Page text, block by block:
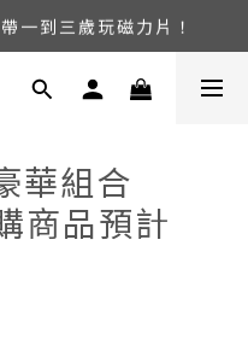
兩檔活動同步開跑！
一到三歲玩磁力片！
四到十歲搶名額！
華組合
商品預計